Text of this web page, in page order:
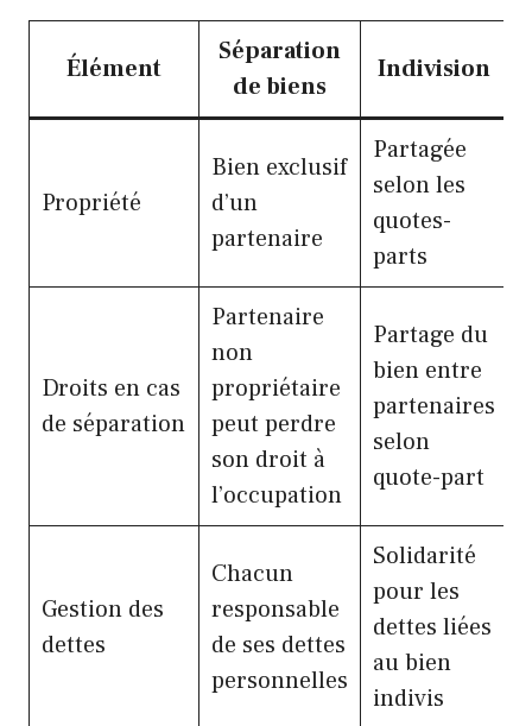
Élément
Séparation
de biens
Indivision
Propriété
Bien exclusif
d’un
partenaire
Partagée
selon les
quotes-
parts
Droits en cas
de séparation
Partenaire
non
propriétaire
peut perdre
son droit à
l’occupation
Partage du
bien entre
partenaires
selon
quote-part
Gestion des
dettes
Chacun
responsable
de ses dettes
personnelles
Solidarité
pour les
dettes liées
au bien
indivis